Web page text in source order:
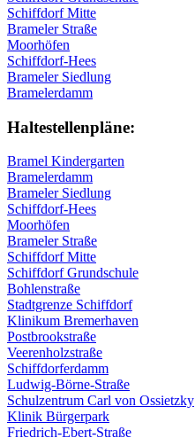
Schiffdorf Mitte
Brameler Straße
Moorhöfen
Schiffdorf-Hees
Brameler Siedlung
Bramelerdamm
Haltestellen­pläne:
Bramel Kindergarten
Bramelerdamm
Brameler Siedlung
Schiffdorf-Hees
Moorhöfen
Brameler Straße
Schiffdorf Mitte
Schiffdorf Grundschule
Bohlenstraße
Stadtgrenze Schiffdorf
Klinikum Bremerhaven
Postbrookstraße
Veerenholzstraße
Schiffdorferdamm
Ludwig-Börne-Straße
Schulzentrum Carl von Ossietzky
Klinik Bürgerpark
Friedrich-Ebert-Straße